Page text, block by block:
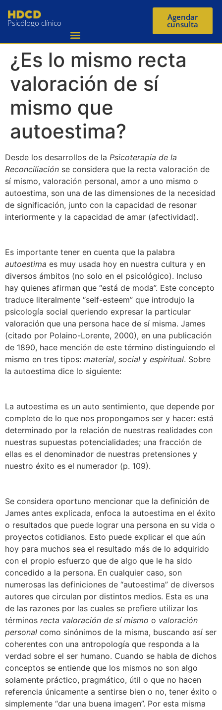
Psicólogo clínico
Agendar
cunsulta
¿Es lo mismo recta
valoración de sí
mismo que
autoestima?
Desde los desarrollos de la Psicoterapia de la
Reconciliación se considera que la recta valoración de
sí mismo, valoración personal, amor a uno mismo o
autoestima, son una de las dimensiones de la necesidad
de significación, junto con la capacidad de resonar
interiormente y la capacidad de amar (afectividad).
Es importante tener en cuenta que la palabra
autoestima es muy usada hoy en nuestra cultura y en
diversos ámbitos (no solo en el psicológico). Incluso
hay quienes afirman que “está de moda”. Este concepto
traduce literalmente “self-esteem” que introdujo la
psicología social queriendo expresar la particular
valoración que una persona hace de sí misma. James
(citado por Polaino-Lorente, 2000), en una publicación
de 1890, hace mención de este término distinguiendo el
mismo en tres tipos: material, social y espiritual. Sobre
la autoestima dice lo siguiente:
La autoestima es un auto sentimiento, que depende por
completo de lo que nos propongamos ser y hacer: está
determinado por la relación de nuestras realidades con
nuestras supuestas potencialidades; una fracción de
ellas es el denominador de nuestras pretensiones y
nuestro éxito es el numerador (p. 109).
Se considera oportuno mencionar que la definición de
James antes explicada, enfoca la autoestima en el éxito
o resultados que puede lograr una persona en su vida o
proyectos cotidianos. Esto puede explicar el que aún
hoy para muchos sea el resultado más de lo adquirido
con el propio esfuerzo que de algo que le ha sido
concedido a la persona. En cualquier caso, son
numerosas las definiciones de “autoestima” de diversos
autores que circulan por distintos medios. Esta es una
de las razones por las cuales se prefiere utilizar los
términos recta valoración de sí mismo o valoración
personal como sinónimos de la misma, buscando así ser
coherentes con una antropología que responda a la
verdad sobre el ser humano. Cuando se habla de dichos
conceptos se entiende que los mismos no son algo
solamente práctico, pragmático, útil o que no hacen
referencia únicamente a sentirse bien o no, tener éxito o
simplemente “dar una buena imagen”. Por esta misma